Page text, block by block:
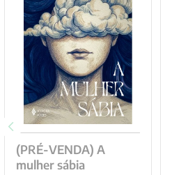
(PRÉ-VENDA) A
mulher sábia